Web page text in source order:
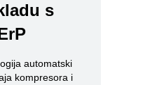
s
automatski
kompresora i